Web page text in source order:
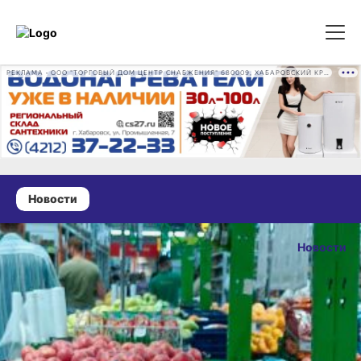
Новости
27 января 2024 г., 12:27
Субсидию на газ
и электричество
получат
теплицы
Хабаровского
Новости
27 января 2024 г.,